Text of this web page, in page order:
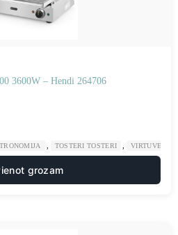
3600W – Hendi 264706
TOSTERI TOSTERI VIRTUVE
grozam